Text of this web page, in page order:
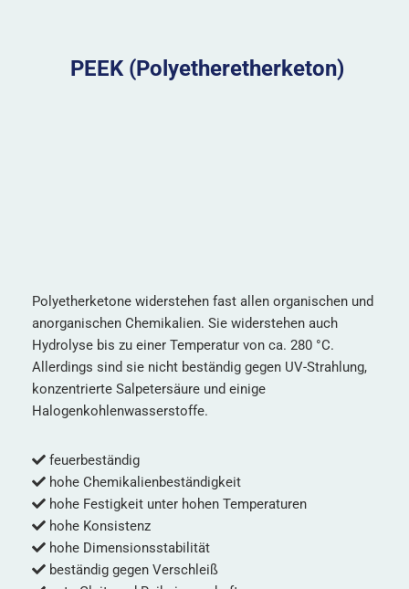
PEEK (Polyetheretherketon)
Polyetherketone widerstehen fast allen organischen und
anorganischen Chemikalien. Sie widerstehen auch
Hydrolyse bis zu einer Temperatur von ca. 280 °C.
Allerdings sind sie nicht beständig gegen UV-Strahlung,
konzentrierte Salpetersäure und einige
Halogenkohlenwasserstoffe.
feuerbeständig
hohe Chemikalienbeständigkeit
hohe Festigkeit unter hohen Temperaturen
hohe Konsistenz
hohe Dimensionsstabilität
beständig gegen Verschleiß